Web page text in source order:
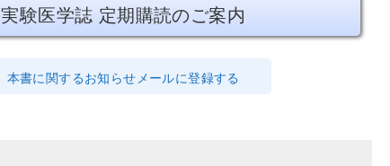
実験医学誌 定期購読のご案内
本書に関するお知らせメールに登録する